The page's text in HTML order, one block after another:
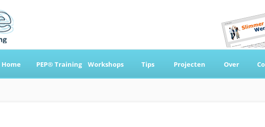
Ga
de
Home PEP® Training Workshops Tips Projecten Over